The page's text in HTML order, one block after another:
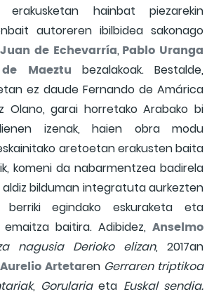
hainbat piezarekin
autoreren ibilbidea sakonago
Juan de Echevarría, Pablo Uranga
Maeztu bezalakoak. Bestalde,
ez daude Fernando de Amárica
Olano, garai horretako Arabako bi
izenak, haien obra modu
aretoetan erakusten baita
komeni da nabarmentzea badirela
bilduman integratuta aurkezten
berriki egindako eskuraketa eta
baitira. Adibidez, Anselmo
nagusia Derioko elizan, 2017an
Aurelio Artetaren Gerraren triptikoa
, Gorulariaeta Euskal sendia.